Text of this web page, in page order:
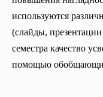
используются
(слайды,
семестра качество
помощью